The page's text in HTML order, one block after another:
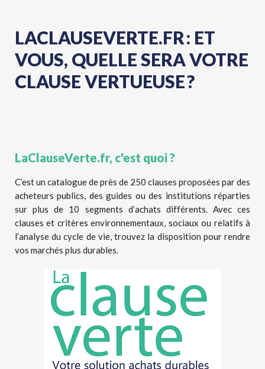
LACLAUSEVERTE.FR : ET
VOUS, QUELLE SERA VOTRE
CLAUSE VERTUEUSE ?
LaClauseVerte.fr, c'est quoi ?
C’est un catalogue de près de 250 clauses proposées par des
acheteurs publics, des guides ou des institutions réparties
sur plus de 10 segments d’achats différents. Avec ces
clauses et critères environnementaux, sociaux ou relatifs à
l’analyse du cycle de vie, trouvez la disposition pour rendre
vos marchés plus durables.